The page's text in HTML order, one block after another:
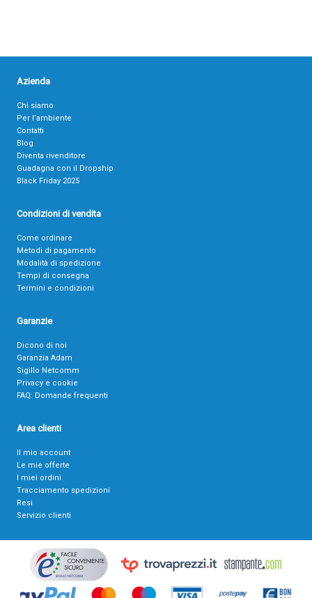
Azienda
Chi siamo
Per l’ambiente
Contatti
Blog
Diventa rivenditore
Guadagna con il Dropship
Black Friday 2025
Condizioni di vendita
Come ordinare
Metodi di pagamento
Modalità di spedizione
Tempi di consegna
Termini e condizioni
Garanzie
Dicono di noi
Garanzia Adam
Sigillo Netcomm
Privacy e cookie
FAQ: Domande frequenti
Area clienti
Il mio account
Le mie offerte
I miei ordini
Tracciamento spedizioni
Resi
Servizio clienti